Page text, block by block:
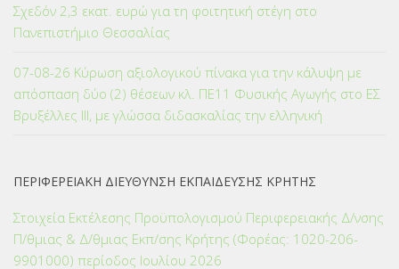
Σχεδόν 2,3 εκατ. ευρώ για τη φοιτητική στέγη στο
Πανεπιστήμιο Θεσσαλίας
07-08-26 Κύρωση αξιολογικού πίνακα για την κάλυψη με
απόσπαση δύο (2) θέσεων κλ. ΠΕ11 Φυσικής Αγωγής στο ΕΣ
Βρυξέλλες ΙΙΙ, με γλώσσα διδασκαλίας την ελληνική
ΠΕΡΙΦΕΡΕΙΑΚΗ ΔΙΕΥΘΥΝΣΗ ΕΚΠΑΙΔΕΥΣΗΣ ΚΡΗΤΗΣ
Στοιχεία Εκτέλεσης Προϋπολογισμού Περιφερειακής Δ/νσης
Π/θμιας & Δ/θμιας Εκπ/σης Κρήτης (Φορέας: 1020-206-
9901000) περίοδος Ιουλίου 2026